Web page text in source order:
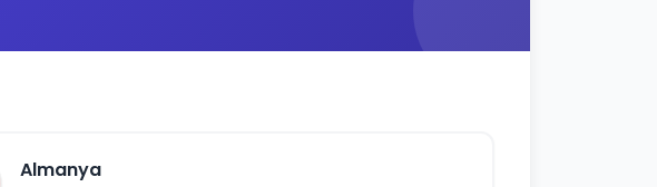
Almanya